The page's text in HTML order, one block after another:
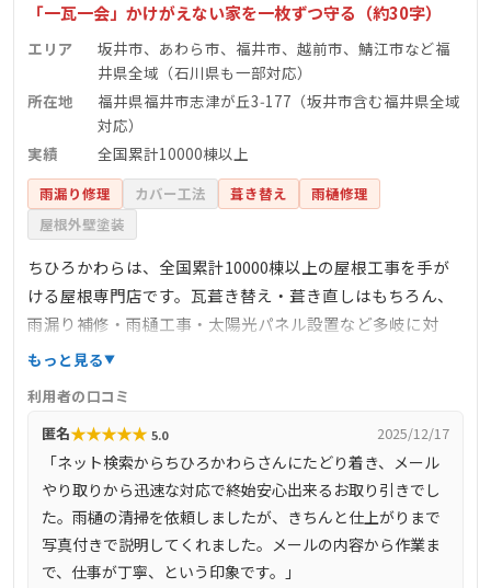
「一瓦一会」かけがえない家を一枚ずつ守る（約30字）
エリア
坂井市、あわら市、福井市、越前市、鯖江市など福
井県全域（石川県も一部対応）
所在地
福井県福井市志津が丘3‑177（坂井市含む福井県全域
対応）
実績
全国累計10000棟以上
雨漏り修理 カバー工法 葺き替え
雨樋修理
屋根外壁塗装
ちひろかわらは、全国累計10000棟以上の屋根工事を手が
ける屋根専門店です。瓦葺き替え・葺き直しはもちろん、
雨漏り補修・雨樋工事・太陽光パネル設置など多岐に対
応。ドローンによる無料診断で現状を可視化し、応急対応
時間365日・地域密着で「瓦1枚から」の修理にも対応する
柔軟な施工力が評判です。
もっと見る
利用者の口コミ
匿名★★★★★ 5.0 2025/12/17
「ネット検索からちひろかわらさんにたどり着き、メール
やり取りから迅速な対応で終始安心出来るお取り引きでし
た。雨樋の清掃を依頼しましたが、きちんと仕上がりまで
写真付きで説明してくれました。メールの内容から作業ま
で、仕事が丁寧、という印象です。」